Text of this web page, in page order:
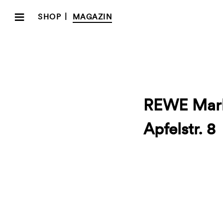
≡ SHOP | MAGAZIN
REWE
Apfelstr. 8